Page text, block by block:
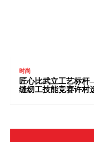
时尚
匠心比武立工艺标
缝纫工技能竞赛许村